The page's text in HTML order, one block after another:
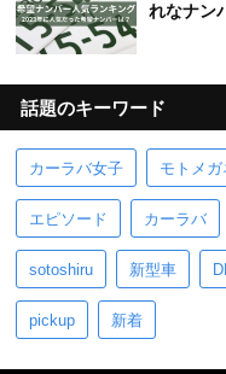
れなナン
話題のキーワード
カーラバ女子 モトメ
エピソード カーラバ
sotoshiru 新型車
pickup 新着